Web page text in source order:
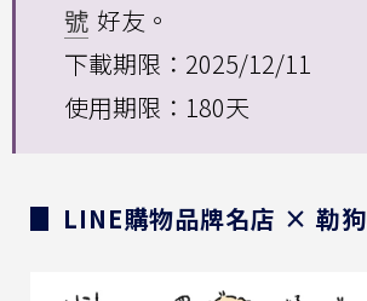
號 好友。
下載期限：2025/12/11
使用期限：180天
▊ LINE購物品牌名店 × 勒狗